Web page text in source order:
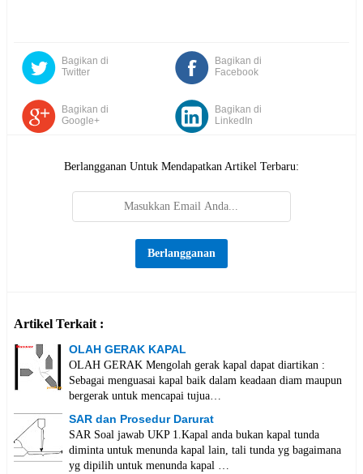
Bagikan di
Facebook
Bagikan di
Twitter
Bagikan di
Google+
Bagikan di
LinkedIn
Berlangganan Untuk Mendapatkan Artikel Terbaru:
Artikel Terkait :
OLAH GERAK KAPAL
OLAH GERAK Mengolah gerak kapal dapat diartikan :
Sebagai menguasai kapal baik dalam keadaan diam maupun
bergerak untuk mencapai tujua…
SAR dan Prosedur Darurat
SAR Soal jawab UKP 1.Kapal anda bukan kapal tunda
diminta untuk menunda kapal lain, tali tunda yg bagaimana
yg dipilih untuk menunda kapal …